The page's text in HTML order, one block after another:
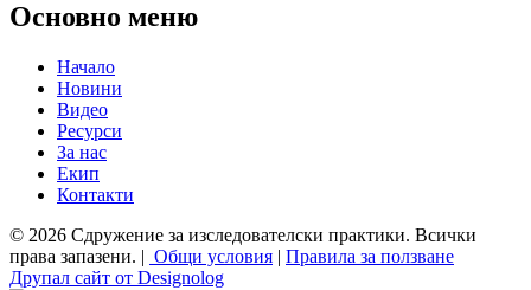
Основно меню
Начало
Новини
Видео
Ресурси
За нас
Екип
Контакти
© 2026 Сдружение за изследователски практики. Всички
права запазени. | Общи условия | Правила за ползване
Друпал сайт от Designolog